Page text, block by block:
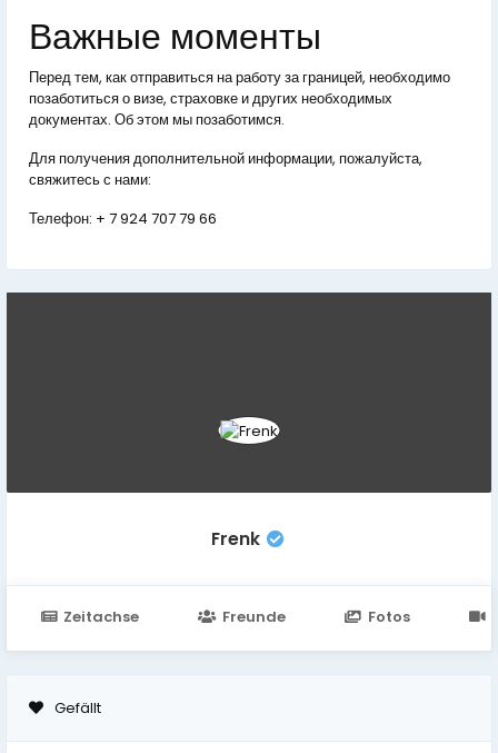
Важные моменты
Перед тем, как отправиться на работу за границей, необходимо
позаботиться о визе, страховке и других необходимых
документах. Об этом мы позаботимся.
Для получения дополнительной информации, пожалуйста,
свяжитесь с нами:
Телефон: + 7 924 707 79 66
Frenk
Zeitachse Freunde Fotos
Gefällt